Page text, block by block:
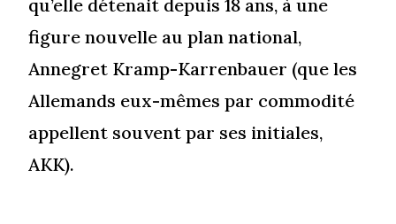
qu’elle détenait depuis 18 ans, à une
figure nouvelle au plan national,
Annegret Kramp-Karrenbauer (que les
Allemands eux-mêmes par commodité
appellent souvent par ses initiales,
AKK).